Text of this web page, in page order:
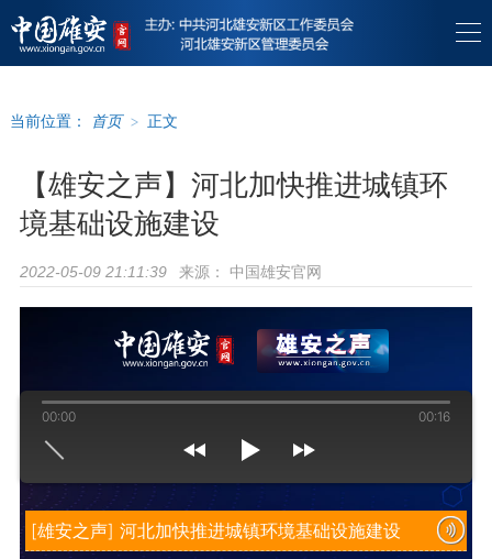
当前位置： 首页 > 正文
【雄安之声】河北加快推进城镇环
境基础设施建设
2022-05-09 21:11:39 来源： 中国雄安官网
[雄安之声] 河北加快推进城镇环境基础设施建设
00:00 00:16